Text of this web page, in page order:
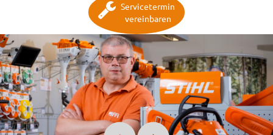
Servicetermin
vereinbaren